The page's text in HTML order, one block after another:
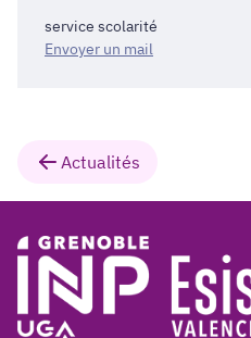
service scolarité
Envoyer un mail
Actualités